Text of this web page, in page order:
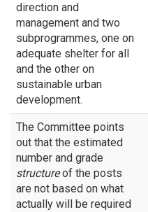
direction and
management and two
subprogrammes, one on
adequate shelter for all
and the other on
sustainable urban
development.
The Committee points
out that the estimated
number and grade
structureof the posts
are not based on what
actually will be required